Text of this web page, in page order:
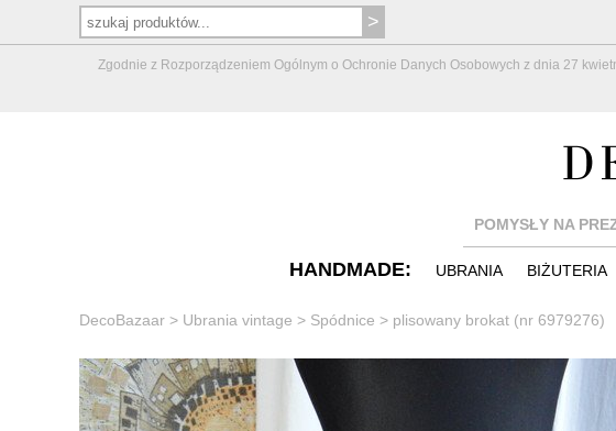
Zgodnie z Rozporządzeniem Ogólnym o Ochronie Danych Osobowych z dnia 27
POMYSŁY NA
HANDMADE: UBRANIA BIŻUTERIA
DecoBazaar > Ubrania vintage > Spódnice > plisowany brokat (nr 6979276)